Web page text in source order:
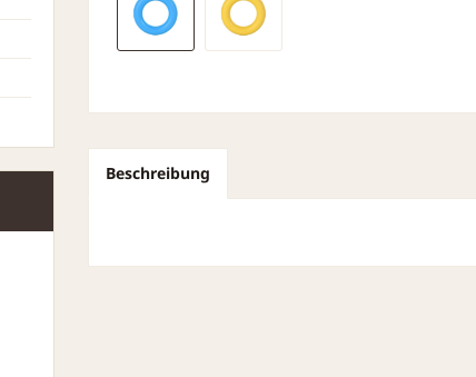
Beschreibung